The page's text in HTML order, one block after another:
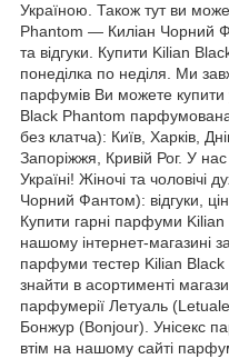
Україною. Також тут ви
Phantom ― Киліан Чорний
та відгуки. Купити Kilian
понеділка по неділя. Ми
парфумів Ви можете купити
Black Phantom
без клатча): Київ, Харків,
Запоріжжя, Кривій Рог. У
Україні! Жіночі та чоловічі
Чорний Фантом): відгуки,
Купити гарні парфуми
нашому інтернет-магазині
парфуми тестер Kilian
знайти в асортименті
парфумерії Летуаль
Бонжур (Bonjour). Унісекс
втім на нашому сайті